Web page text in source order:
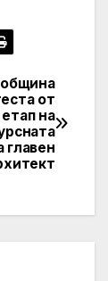
от
на
главен